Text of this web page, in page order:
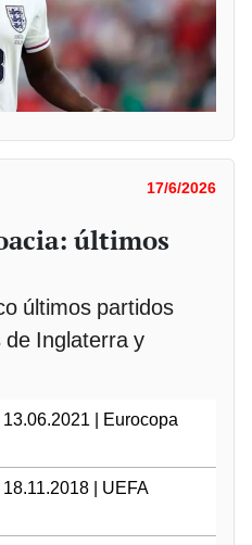
17/6/2026
últimos
últimos partidos
Inglaterra y
| Eurocopa
| UEFA